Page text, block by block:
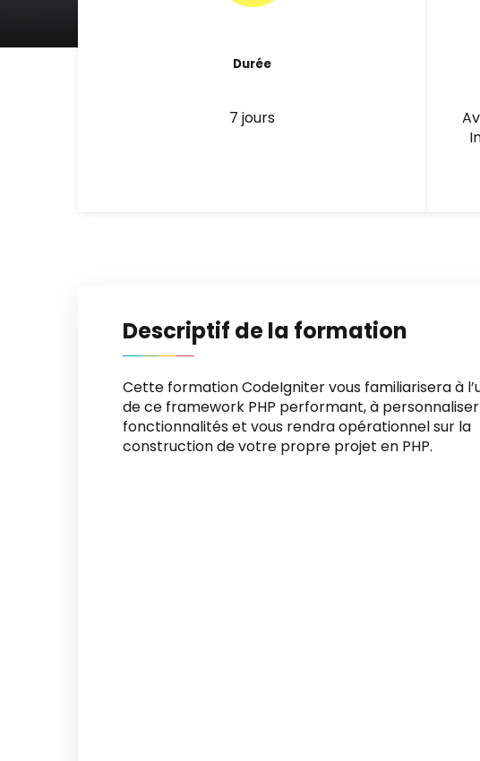
Durée
7 jours
Descriptif de la formation
Cette formation CodeIgniter vous familiarisera à
de ce framework PHP performant, à
fonctionnalités et vous rendra opérationnel sur la
construction de votre propre projet en PHP.